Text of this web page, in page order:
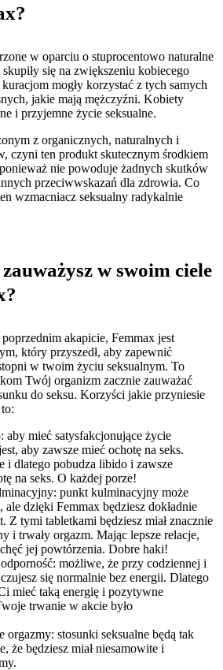
w oparciu o stuprocentowo naturalne
się na zwiększeniu kobiecego
mogły korzystać z tych samych
jakie mają mężczyźni. Kobiety
i przyjemne życie seksualne.
z organicznych, naturalnych i
czyni ten produkt skutecznym środkiem
nie powoduje żadnych skutków
przeciwwskazań dla zdrowia. Co
wzmacniacz seksualny radykalnie
w swoim ciele
akapicie, Femmax jest
który przyszedł, aby zapewnić
w twoim życiu seksualnym. To
Twój organizm zacznie zauważać
do seksu. Korzyści jakie przyniesie
aby mieć satysfakcjonujące życie
aby zawsze mieć ochotę na seks.
i dlatego pobudza libido i zawsze
na seks. O każdej porze!
punkt kulminacyjny może
dzięki Femmax będziesz dokładnie
Z tymi tabletkami będziesz miał znacznie
i trwały orgazm. Mając lepsze relacje,
jej powtórzenia. Dobre haki!
możliwe, że przy codziennej i
się normalnie bez energii. Dlatego
mieć taką energię i pozytywne
trwanie w akcie było
orgazmy: stosunki seksualne będą tak
że będziesz miał niesamowite i